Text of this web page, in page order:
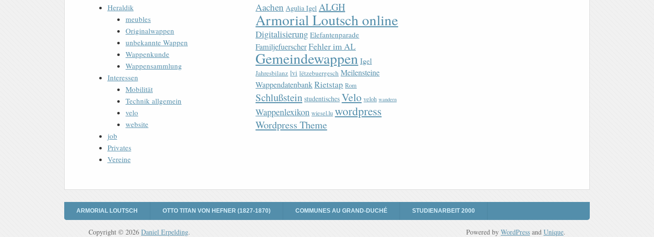
Heraldik
meubles
Originalwappen
unbekannte Wappen
Wappenkunde
Wappensammlung
Interessen
Mobilität
Technik allgemein
velo
website
job
Privates
Vereine
Aachen Agulia Igel ALGH
Armorial Loutsch online
Digitalisierung Elefantenparade
FamiljefuerscherFehler im AL
Gemeindewappen Igel
Jahresbilanz lvi lëtzebuergesch Meilensteine
WappendatenbankRietstap Rom
Schlußstein studentisches Velo veloh wandern
Wappenlexikon wiesel.lu wordpress
Wordpress Theme
ARMORIAL LOUTSCH OTTO TITAN VON HEFNER (1827-1870) COMMUNES AU GRAND-DUCHÉ STUDIENARBEIT 2000
Copyright © 2026 Daniel Erpelding. Powered by WordPress and Unique.